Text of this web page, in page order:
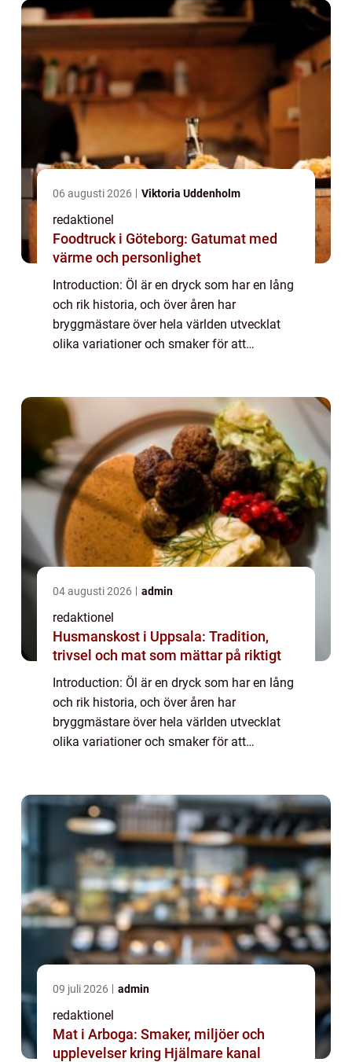
06 augusti 2026 Viktoria Uddenholm
redaktionel
Foodtruck i Göteborg: Gatumat med
värme och personlighet
Introduction: Öl är en dryck som har en lång
och rik historia, och över åren har
bryggmästare över hela världen utvecklat
olika variationer och smaker för att
vi att utfor...
04 augusti 2026 admin
redaktionel
Husmanskost i Uppsala: Tradition,
trivsel och mat som mättar på riktigt
Introduction: Öl är en dryck som har en lång
och rik historia, och över åren har
bryggmästare över hela världen utvecklat
olika variationer och smaker för att
vi att utfor...
09 juli 2026 admin
redaktionel
Mat i Arboga: Smaker, miljöer och
upplevelser kring Hjälmare kanal